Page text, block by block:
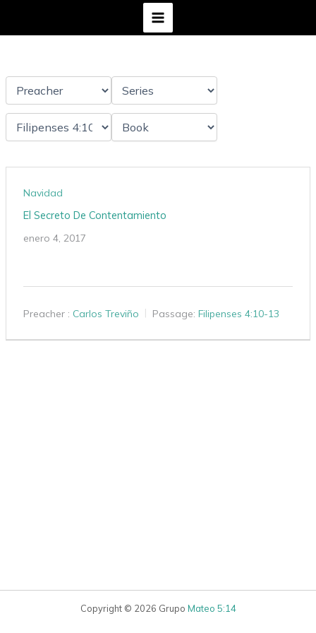
Navidad
El Secreto De Contentamiento
enero 4, 2017
Preacher : Carlos Treviño Passage: Filipenses 4:10-13
Copyright © 2026 Grupo Mateo 5:14